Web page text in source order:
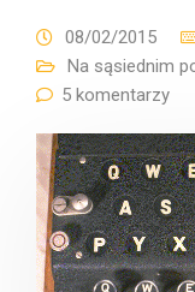
08/02/2015
Na sąsiednim
5 komentarzy